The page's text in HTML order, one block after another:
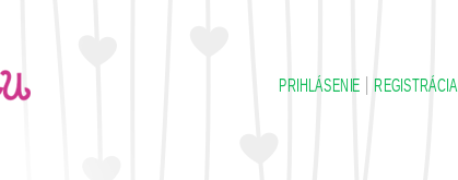
PRIHLÁSENIE REGISTRÁCIA